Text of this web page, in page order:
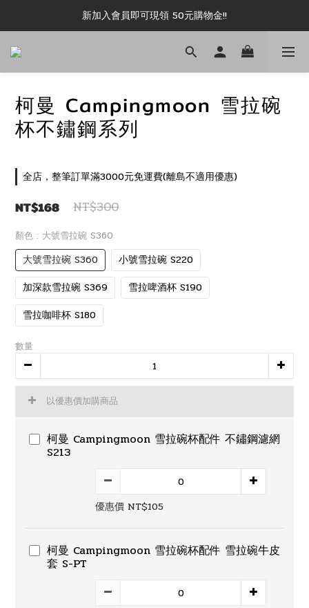
新加入會員即可現領 50元購物金!!
新加入會員即可現領 50元購物金!!
推薦好友露坑無上限領購物金!!
柯曼 Campingmoon 雪拉碗
杯不鏽鋼系列
全店，整筆訂單滿3000元免運費(離島不適用優惠)
NT$300
NT$168
顏色 : 大號雪拉碗 S360
大號雪拉碗 S360
小號雪拉碗 S220
加深款雪拉碗 S369
雪拉啤酒杯 S190
雪拉咖啡杯 S180
數量
以優惠價加購商品
柯曼 Campingmoon 雪拉碗杯配件 不鏽鋼濾網
S213
優惠價 NT$105
柯曼 Campingmoon 雪拉碗杯配件 雪拉碗牛皮
套 S-PT